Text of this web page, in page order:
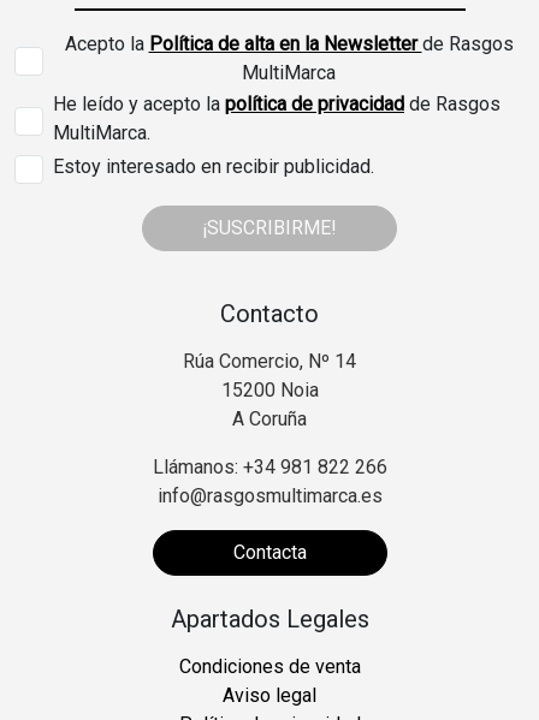
Acepto la Política de alta en la Newsletterde Rasgos
MultiMarca
He leído y acepto la política de privacidad de Rasgos
MultiMarca.
Estoy interesado en recibir publicidad.
¡SUSCRIBIRME!
Contacto
Rúa Comercio, Nº 14
15200 Noia
A Coruña
Llámanos: +34 981 822 266
info@rasgosmultimarca.es
Contacta
Apartados Legales
Condiciones de venta
Aviso legal